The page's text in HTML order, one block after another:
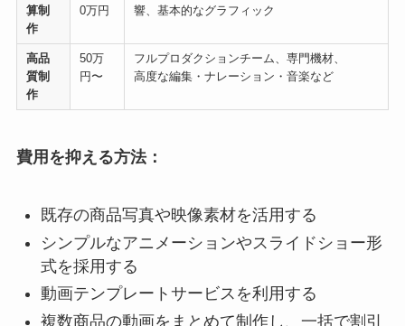
算制
作
0万円
響、基本的なグラフィック
高品
質制
作
50万
円〜
フルプロダクションチーム、専門機材、
高度な編集・ナレーション・音楽など
費用を抑える方法：
既存の商品写真や映像素材を活用する
シンプルなアニメーションやスライドショー形
式を採用する
動画テンプレートサービスを利用する
複数商品の動画をまとめて制作し、一括で割引